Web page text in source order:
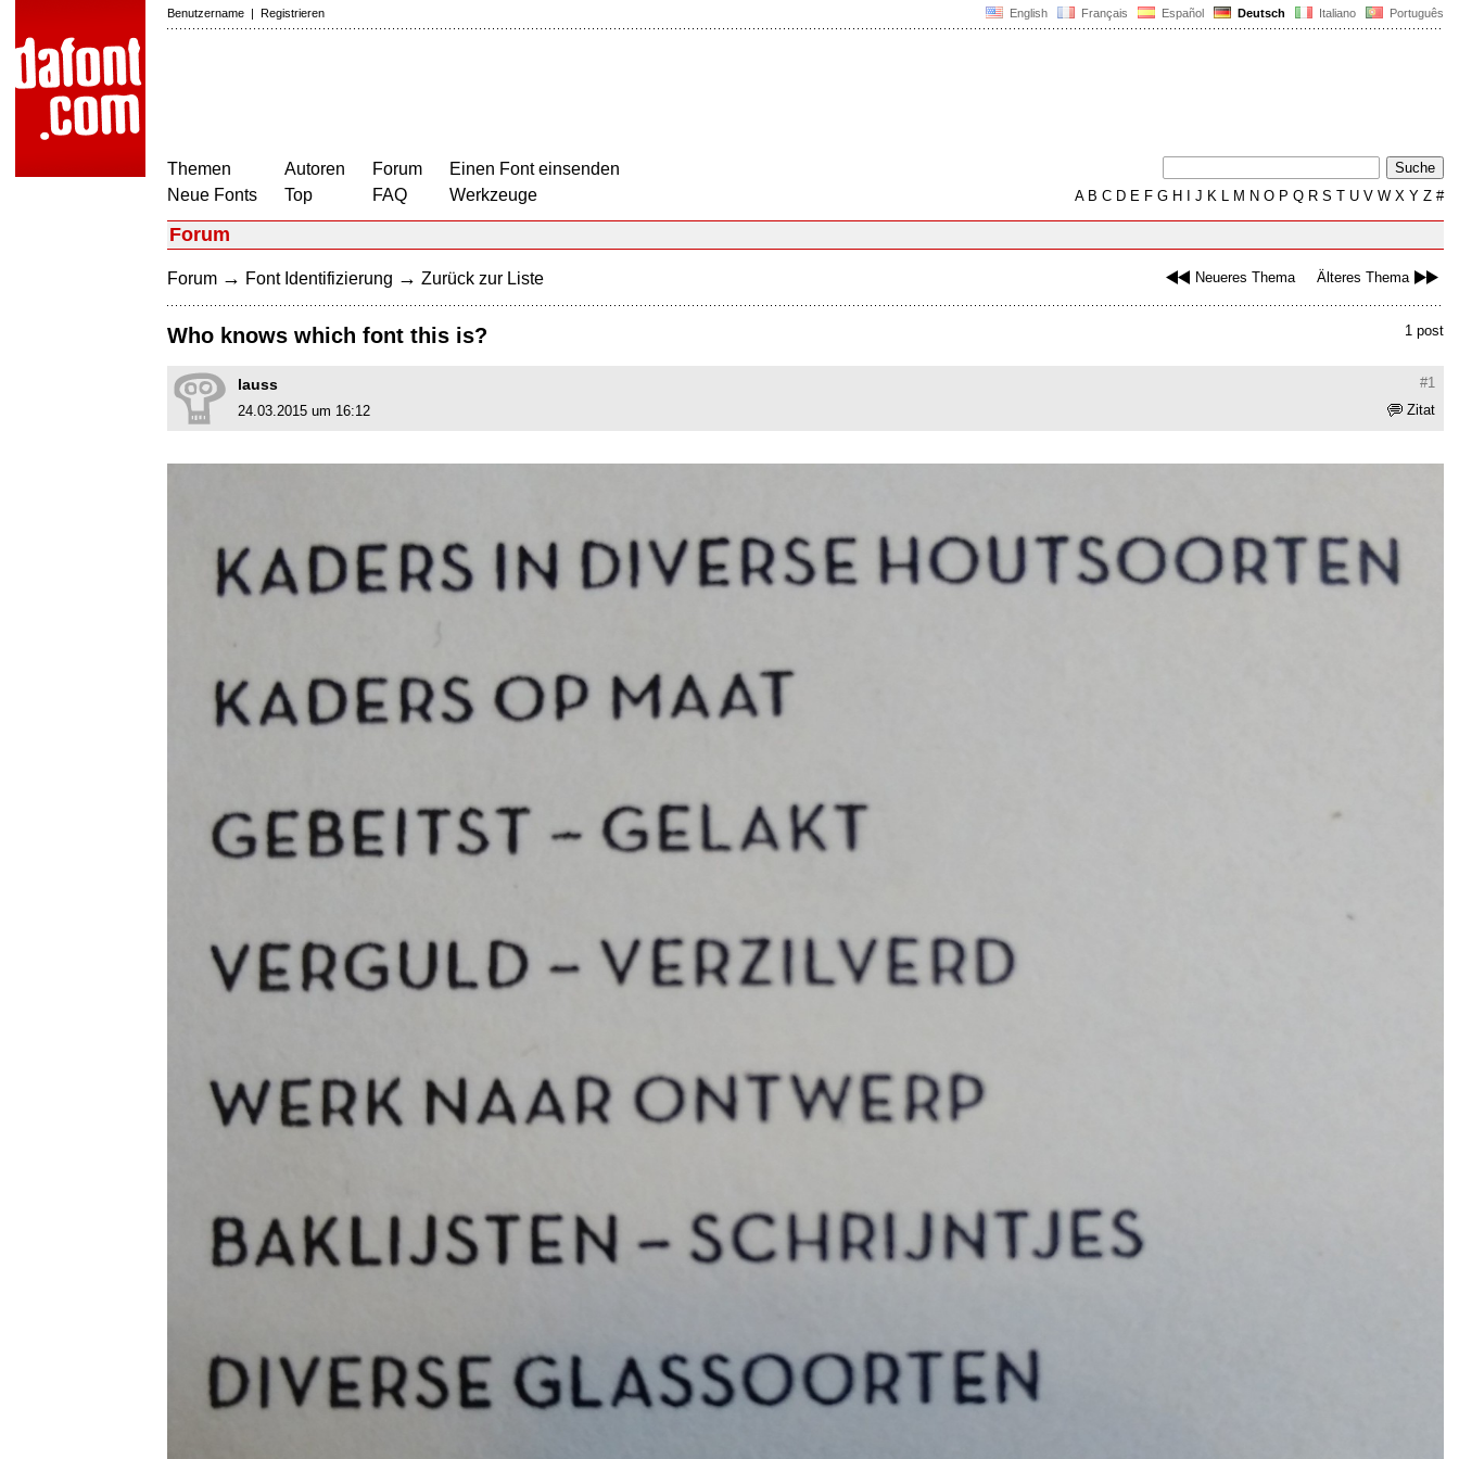
English Français Español Deutsch Italiano Português
Benutzername | Registrieren
Themen
Neue Fonts
Autoren
Top
Forum
FAQ
Einen Font einsenden
Werkzeuge
AB C D E F G H J K L M N O P Q R S T U V W X Y Z #
Forum
Neueres Thema Älteres Thema
Forum → Font Identifizierung → Zurück zur Liste
1 post
Who knows which font this is?
#1
lauss
Zitat
24.03.2015 um 16:12